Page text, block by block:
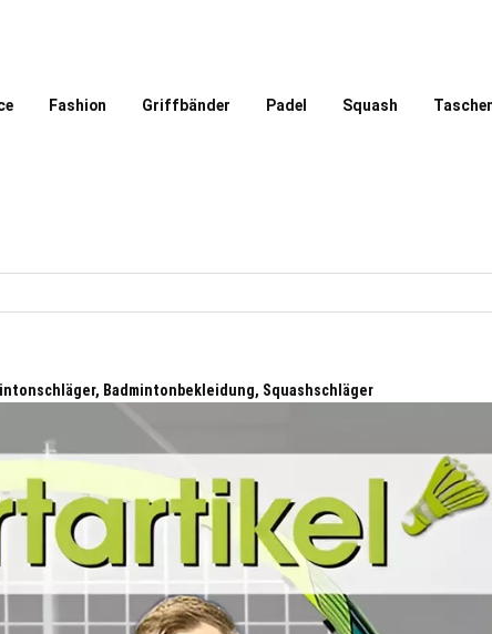
Fashion Griffbänder Padel Squash
Badmintonbekleidung, Squashschläger